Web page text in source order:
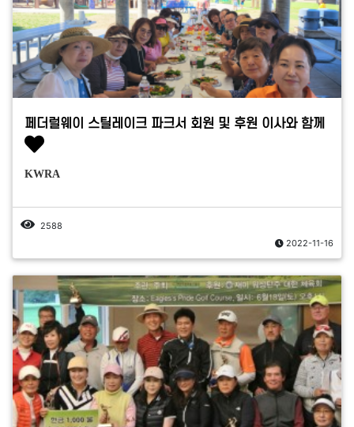
페더럴웨이 스틸레이크 파크서 회원 및 후원 이사와 함께
KWRA
2588
2022-11-16